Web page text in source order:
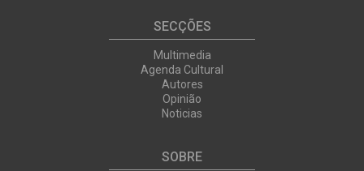
SECÇÕES
Multimedia
Agenda Cultural
Autores
Opinião
Noticias
SOBRE